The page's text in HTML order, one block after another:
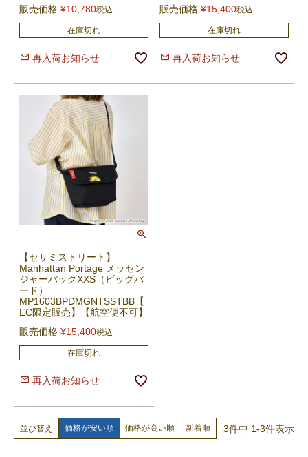
販売価格 ¥10,780税込
在庫切れ
再入荷お知らせ
販売価格 ¥15,400税込
在庫切れ
再入荷お知らせ
【セサミストリート】
Manhattan Portage メッセン
ジャーバッグXXS（ビッグバ
ード）
MP1603BPDMGNTSSTBB【
EC限定販売】【航空便不可】
販売価格 ¥15,400税込
在庫切れ
再入荷お知らせ
並び替え 価格が安い順 価格が高い順 新着順 3件中 1-3件表示